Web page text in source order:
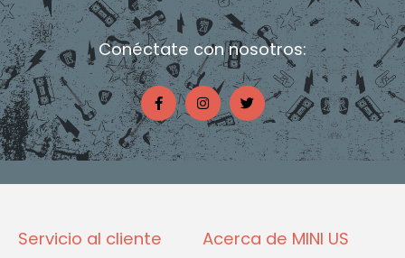
Conéctate con nosotros:
F
a
c
e
b
o
o
I
n
s
t
a
g
r
T
w
i
t
t
e
Servicio al cliente Acerca de MINI US